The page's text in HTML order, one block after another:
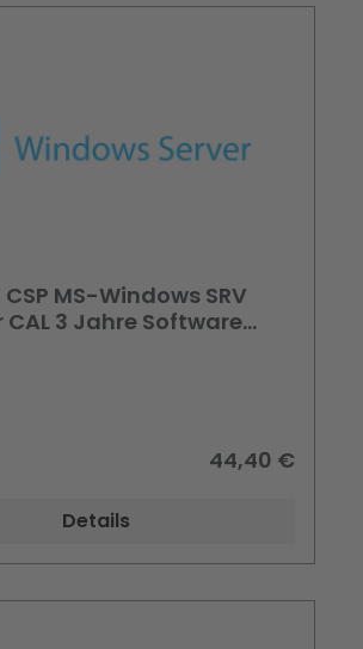
MS-Windows SRV
CAL 3 Jahre Software
44,40 €
Details